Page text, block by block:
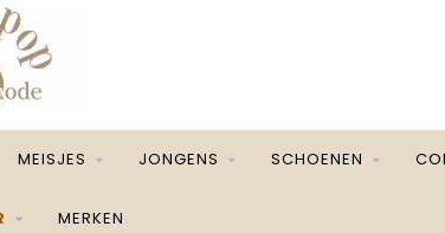
MEISJES JONGENS SCHOENEN
MERKEN